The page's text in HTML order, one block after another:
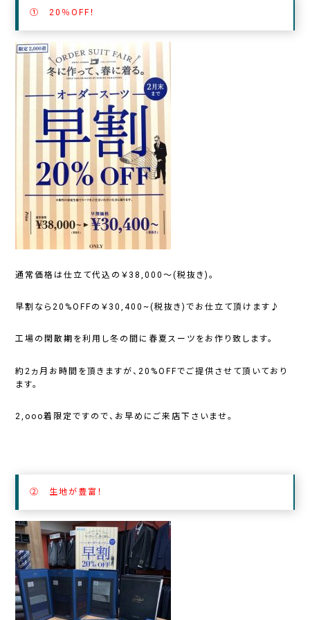
① 20％OFF！
通常価格は仕立て代込の￥38,000～(税抜き)。
早割なら20%OFFの ￥30,400~(税抜き)でお仕立て頂けます♪
工場の閑散期を利用し冬の間に春夏スーツをお作り致します。
約2ヵ月お時間を頂きますが、20%OFFでご提供させて頂いており
ます。
2,ooo着限定ですので、お早めにご来店下さいませ。
② 生地が豊富！